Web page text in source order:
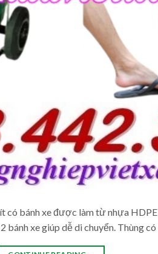
có bánh xe được làm từ nhựa
bánh xe giúp dễ di chuyển. Thùng